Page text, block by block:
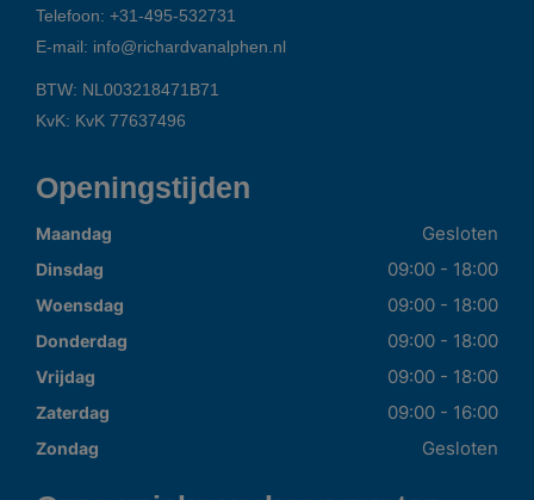
Telefoon: +31-495-532731
E-mail: info@richardvanalphen.nl
BTW: NL003218471B71
KvK: KvK 77637496
Openingstijden
Maandag Gesloten
Dinsdag 09:00 - 18:00
Woensdag 09:00 - 18:00
Donderdag 09:00 - 18:00
Vrijdag 09:00 - 18:00
Zaterdag 09:00 - 16:00
Zondag Gesloten